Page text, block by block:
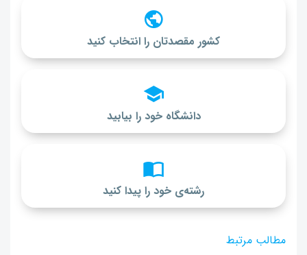
کشور مقصدتان را انتخاب کنید
دانشگاه خود را بیابید
رشته‌ی خود را پیدا کنید
مطالب مرتبط